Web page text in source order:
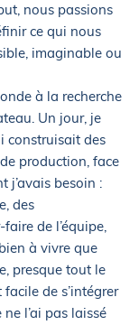
nous passions
ce qui nous
imaginable ou
à la recherche
Un jour, je
construisait des
production, face
j’avais besoin :
des
de l’équipe,
à vivre que
presque tout le
de s’intégrer
l’ai pas laissé